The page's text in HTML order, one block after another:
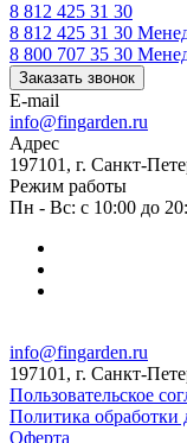
8 812 425 31 30
8 812 425 31 30
8 800 707 35 30
Заказать звонок
E-mail
info@fingarden.ru
Адрес
197101, г. Санкт-
Режим работы
Пн - Вс: с 10:00 до
info@fingarden.ru
197101, г. Санкт-
Пользовательское
Политика обработки
Оферта